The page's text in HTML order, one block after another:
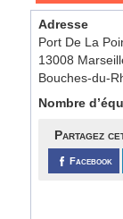
Adresse
Port De La
13008
Bouches-du-
Nombre
Partagez
Facebook